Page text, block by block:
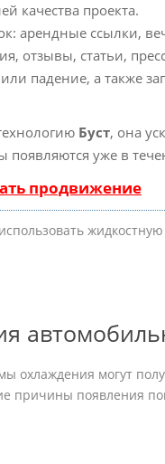
качества проекта.
арендные ссылки,
отзывы, статьи,
падение, а также
Буст, она
появляются уже в
продвижение
охлаждения могут
причины появления